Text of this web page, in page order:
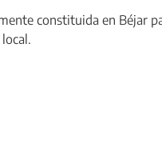
constituida en